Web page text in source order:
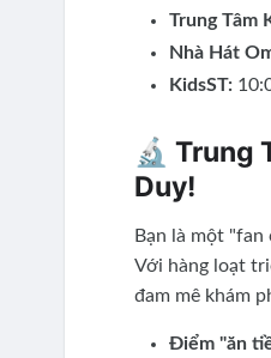
Trung Tâm
Nhà Hát
KidsST:
🔬 Trung
Duy!
Bạn là một "fan
Với hàng loạt
đam mê khám
Điểm "ăn